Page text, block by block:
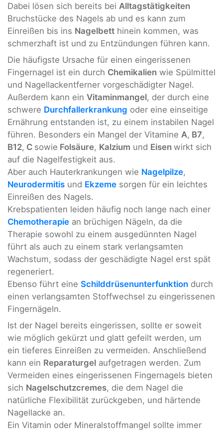
Dabei lösen sich bereits bei Alltagstätigkeiten
Bruchstücke des Nagels ab und es kann zum
Einreißen bis ins Nagelbett hinein kommen, was
schmerzhaft ist und zu Entzündungen führen kann.
Die häufigste Ursache für einen eingerissenen
Fingernagel ist ein durch Chemikalien wie Spülmittel
und Nagellackentferner vorgeschädigter Nagel.
Außerdem kann ein Vitaminmangel, der durch eine
schwere Durchfallerkrankung oder eine einseitige
Ernährung entstanden ist, zu einem instabilen Nagel
führen. Besonders ein Mangel der Vitamine A, B7,
B12, C sowie Folsäure, Kalzium und Eisen wirkt sich
auf die Nagelfestigkeit aus.
Aber auch Hauterkrankungen wie Nagelpilze,
Neurodermitis und Ekzeme sorgen für ein leichtes
Einreißen des Nagels.
Krebspatienten leiden häufig noch lange nach einer
Chemotherapie an brüchigen Nägeln, da die
Therapie sowohl zu einem ausgedünnten Nagel
führt als auch zu einem stark verlangsamten
Wachstum, sodass der geschädigte Nagel erst spät
regeneriert.
Ebenso führt eine Schilddrüsenunterfunktion durch
einen verlangsamten Stoffwechsel zu eingerissenen
Fingernägeln.
Ist der Nagel bereits eingerissen, sollte er soweit
wie möglich gekürzt und glatt gefeilt werden, um
ein tieferes Einreißen zu vermeiden. Anschließend
kann ein Reparaturgel aufgetragen werden. Zum
Vermeiden eines eingerissenen Fingernagels bieten
sich Nagelschutzcremes, die dem Nagel die
natürliche Flexibilität zurückgeben, und härtende
Nagellacke an.
Ein Vitamin oder Mineralstoffmangel sollte immer